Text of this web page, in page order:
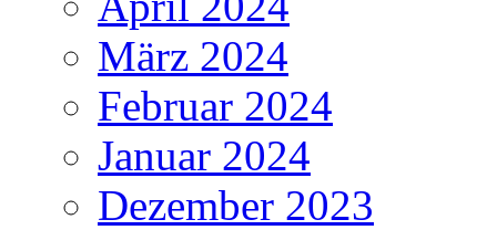
März 2024
Februar 2024
Januar 2024
Dezember 2023